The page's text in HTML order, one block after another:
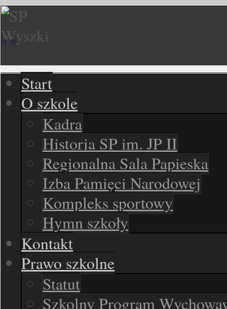
Start
O szkole
Kadra
Historia SP im. JP II
Regionalna Sala Papieska
Izba Pamięci Narodowej
Kompleks sportowy
Hymn szkoły
Kontakt
Prawo szkolne
Statut
Szkolny Program